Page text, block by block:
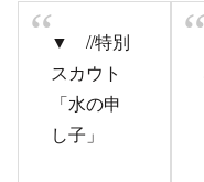
▼ //特別
スカウト
「水の申
し子」